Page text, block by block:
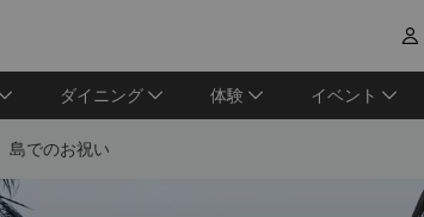

ダイニング 体験 イベント
島でのお祝い